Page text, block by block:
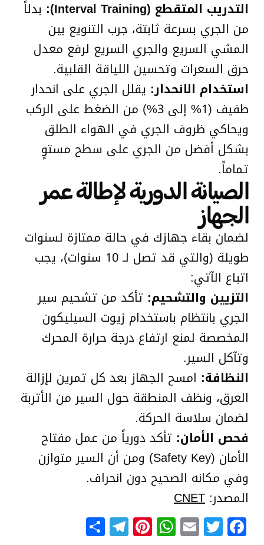
التدريب المتقطع (Interval Training):
بدلاً
من الجري بسرعة ثابتة، جرب التنويع بين
المشي السريع والجري السريع لرفع معدل
حرق السعرات وتحسين اللياقة القلبية.
استخدام الانحدار: يقلل الجري على انحدار
طفيف (1% إلى 3%) من الضغط على الركب
ويحاكي ظروف الجري في الهواء الطلق
بشكل أفضل من الجري على سطح مستوٍ
تماماً.
الصيانة الدورية لإطالة عمر
الجهاز
لضمان بقاء جهازك في حالة ممتازة لسنوات
طويلة (والتي قد تصل لـ 10 سنوات)، يجب
اتباع الآتي:
التزيين والتشحيم: تأكد من تشحيم سير
الجري بانتظام باستخدام زيوت السيليكون
المخصصة لمنع ارتفاع درجة حرارة المحرك
وتآكل السير.
النظافة: امسح الجهاز بعد كل تمرين لإزالة
العرق، ونظف المنطقة حول السير من الأتربة
لضمان سلاسة الحركة.
فحص الأمان: تأكد دورياً من عمل مفتاح
الأمان (Safety Key) ومن أن السير متوازن
وفي مكانه الصحيح دون انحراف.
المصدر:CNET
Facebook
Twitter
Email
WhatsApp
Pinterest
Telegram